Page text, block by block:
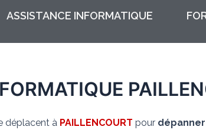
ASSISTANCE INFORMATIQUE
déplacent à PAILLENCOURT pour